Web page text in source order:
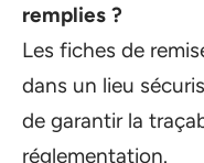
remplies ?
Les fiches de
dans un lieu
de garantir la
réglementation.